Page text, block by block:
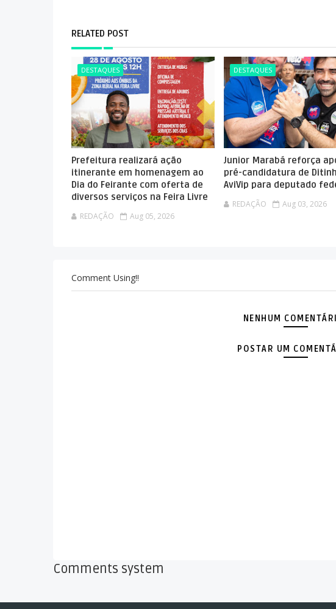
RELATED POST
DESTAQUES
Prefeitura realizará ação
itinerante em homenagem ao
Dia do Feirante com oferta de
diversos serviços na Feira Livre
REDAÇÃO Aug 05, 2026
DESTAQUES
Junior Marabá reforça
pré-candidatura de
AviVip para deputado
REDAÇÃO Aug 03, 2026
Comment Using!!
NENHUM
POSTAR UM
Comments system